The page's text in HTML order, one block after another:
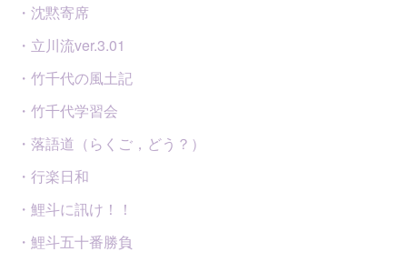
・沈黙寄席
・立川流ver.3.01
・竹千代の風土記
・竹千代学習会
・落語道（らくご，どう？）
・行楽日和
・鯉斗に訊け！！
・鯉斗五十番勝負